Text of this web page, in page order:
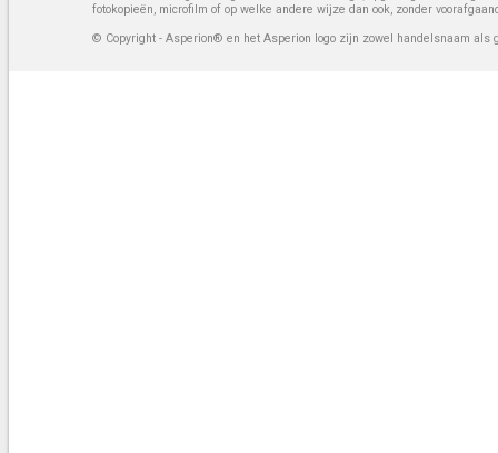
fotokopieën, microfilm of op welke andere wijze dan ook, zonder
© Copyright - Asperion® en het Asperion logo zijn zowel handelsnaam als